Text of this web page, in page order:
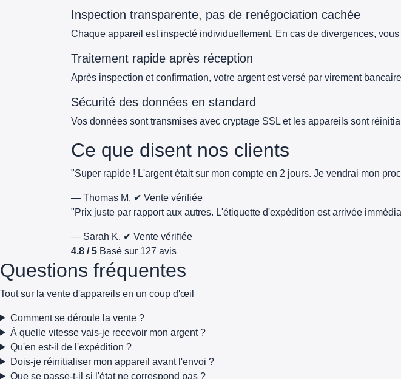
Inspection transparente, pas de renégociation cachée
Chaque appareil est inspecté individuellement. En cas de divergences,
Traitement rapide après réception
Après inspection et confirmation, votre argent est versé par virement
Sécurité des données en standard
Vos données sont transmises avec cryptage SSL et les appareils sont
Ce que disent nos clients
"Super rapide ! L'argent était sur mon compte en 2 jours. Je vendrai mon
— Thomas M. ✔ Vente vérifiée
"Prix juste par rapport aux autres. L'étiquette d'expédition est arrivée
— Sarah K. ✔ Vente vérifiée
4.8 / 5 Basé sur 127 avis
Questions fréquentes
Tout sur la vente d'appareils en un coup d'œil
Comment se déroule la vente ?
À quelle vitesse vais-je recevoir mon argent ?
Qu'en est-il de l'expédition ?
Dois-je réinitialiser mon appareil avant l'envoi ?
Que se passe-t-il si l'état ne correspond pas ?